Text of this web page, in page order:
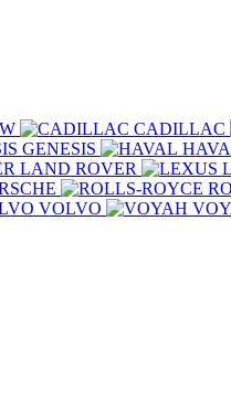
CADILLAC
GENESIS
LAND ROVER
VOLVO